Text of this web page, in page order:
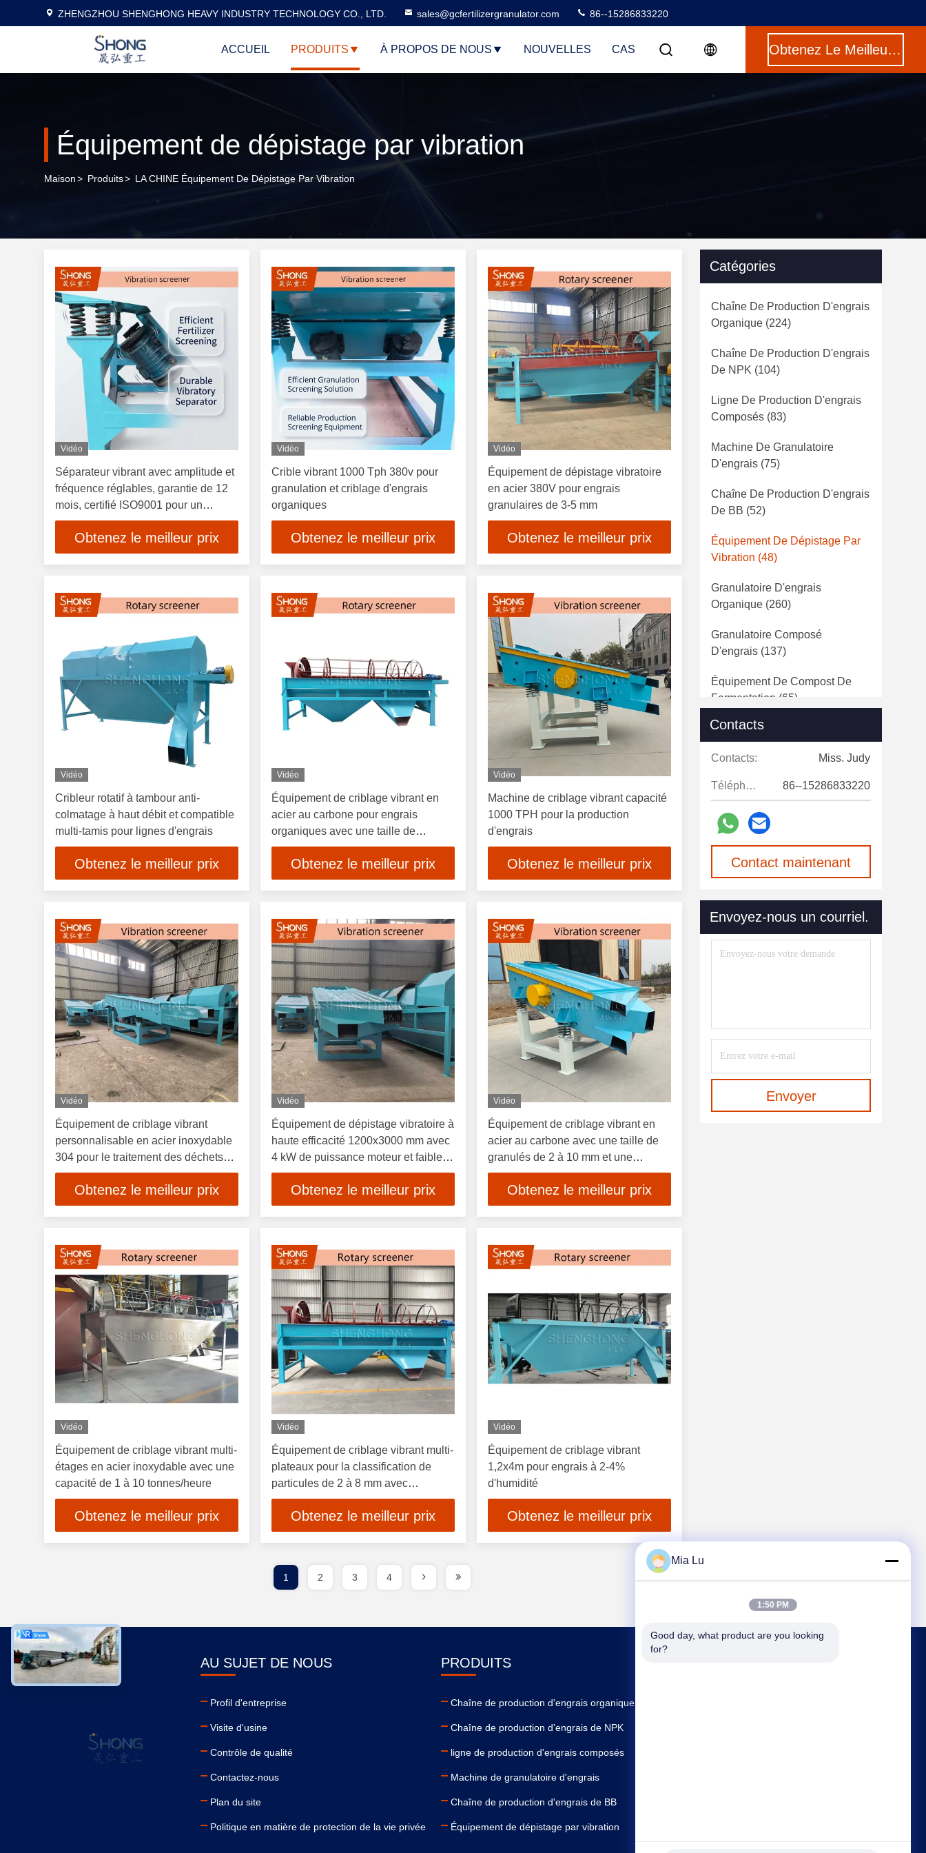
ZHENGZHOU SHENGHONG HEAVY INDUSTRY TECHNOLOGY CO., LTD. sales@gcfertilizergranulator.com 86--15286833220
ACCUEIL PRODUITS À PROPOS DE NOUS NOUVELLES CAS Obtenez Le Meilleur Prix
Équipement de dépistage par vibration
Maison> Produits> LA CHINE Équipement De Dépistage Par Vibration
Vidéo
Séparateur vibrant avec amplitude et
fréquence réglables, garantie de 12
mois, certifié ISO9001 pour un
criblage efficace d'engrais
Obtenez le meilleur prix
Vidéo
Crible vibrant 1000 Tph 380v pour
granulation et criblage d'engrais
organiques
Obtenez le meilleur prix
Vidéo
Équipement de dépistage vibratoire
en acier 380V pour engrais
granulaires de 3-5 mm
Obtenez le meilleur prix
Vidéo
Cribleur rotatif à tambour anti-
colmatage à haut débit et compatible
multi-tamis pour lignes d'engrais
Obtenez le meilleur prix
Vidéo
Équipement de criblage vibrant en
acier au carbone pour engrais
organiques avec une taille de
granulés de 2 à 10 mm et une
capacité de 1 à 10 tonnes par heure
Obtenez le meilleur prix
Vidéo
Machine de criblage vibrant capacité
1000 TPH pour la production
d'engrais
Obtenez le meilleur prix
Vidéo
Équipement de criblage vibrant
personnalisable en acier inoxydable
304 pour le traitement des déchets
animaux de 1 à 10 tonnes par heure
Obtenez le meilleur prix
Vidéo
Équipement de dépistage vibratoire à
haute efficacité 1200x3000 mm avec
4 kW de puissance moteur et faible
consommation d'énergie
Obtenez le meilleur prix
Vidéo
Équipement de criblage vibrant en
acier au carbone avec une taille de
granulés de 2 à 10 mm et une
capacité de 1 à 10 tonnes par heure
pour la production d'engrais
organiques
Obtenez le meilleur prix
Vidéo
Équipement de criblage vibrant multi-
étages en acier inoxydable avec une
capacité de 1 à 10 tonnes/heure
Obtenez le meilleur prix
Vidéo
Équipement de criblage vibrant multi-
plateaux pour la classification de
particules de 2 à 8 mm avec
construction en acier inoxydable et
capacité de 1 à 10 tonnes par heure
Obtenez le meilleur prix
Vidéo
Équipement de criblage vibrant
1,2x4m pour engrais à 2-4%
d'humidité
Obtenez le meilleur prix
Catégories
Chaîne De Production D'engrais
Organique (224)
Chaîne De Production D'engrais
De NPK (104)
Ligne De Production D'engrais
Composés (83)
Machine De Granulatoire
D'engrais (75)
Chaîne De Production D'engrais
De BB (52)
Équipement De Dépistage Par
Vibration (48)
Granulatoire D'engrais
Organique (260)
Granulatoire Composé
D'engrais (137)
Équipement De Compost De
Fermentation (65)
Engrais Écrasant La Machine
(29)
Courroie(14)
Tambour Sécheur Rotatoire
D'engrais(20)
Machine De Conditionnement
D'engrais(42)
Entièrement Automatique
Équipement De Mélange(37)
Équipement Pour Les Engrais
Contacts
Contacts: Miss. Judy
Téléphone: 86--15286833220
Contact maintenant
Envoyez-nous un courriel.
Envoyer
1 2 3 4
AU SUJET DE NOUS
Profil d'entreprise
Visite d'usine
Contrôle de qualité
Contactez-nous
Plan du site
Politique en matière de protection de la vie privée
PRODUITS
Chaîne de production d'engrais organique
Chaîne de production d'engrais de NPK
ligne de production d'engrais composés
Machine de granulatoire d'engrais
Chaîne de production d'engrais de BB
Équipement de dépistage par vibration
Mia Lu
1:50 PM
Good day, what product are you looking
for?